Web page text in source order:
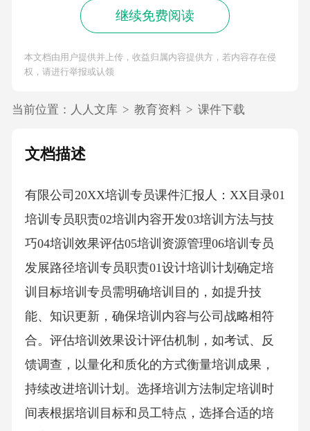
继续免费阅读
本文档由用户提供并上传，收益归属内容提供方，若内容存在侵
权，请进行举报或认领
当前位置： 人人文库 > 教育资料 > 课件下载
文档描述
有限公司20XX培训专员课件汇报人：XX目录01
培训专员职责02培训内容开发03培训方法与技
巧04培训效果评估05培训资源管理06培训专员
发展路径培训专员职责01设计培训计划确定培
训目标培训专员需明确培训目的，如提升技
能、知识更新，确保培训内容与公司战略相符
合。评估培训效果设计评估机制，如考试、反
馈调查，以量化和质化的方式衡量培训成果，
持续改进培训计划。选择培训方法制定培训时
间表根据培训目标和员工特点，选择合适的培